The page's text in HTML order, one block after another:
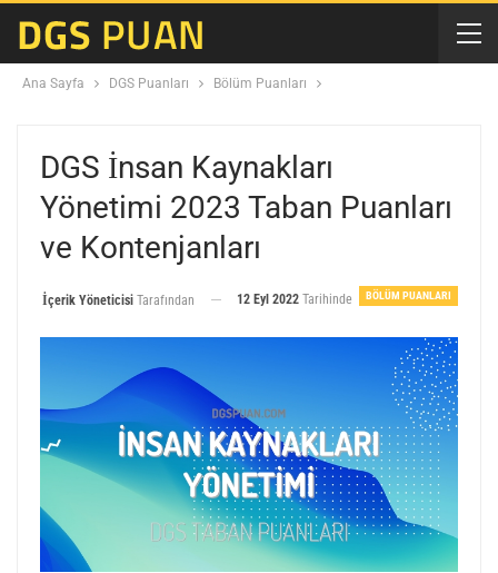
Ana Sayfa DGS Puanları Bölüm Puanları
DGS İnsan Kaynakları
Yönetimi 2023 Taban Puanları
ve Kontenjanları
BÖLÜM PUANLARI
İçerik Yöneticisi Tarafından 12 Eyl 2022 Tarihinde